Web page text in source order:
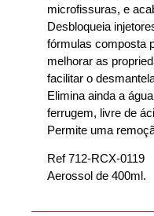
microfissuras, e
Desbloqueia
fórmulas composta
melhorar as
facilitar o
Elimina ainda a
ferrugem, livre de
Permite uma
Ref 712-RCX-0119
Aerossol de 400ml.